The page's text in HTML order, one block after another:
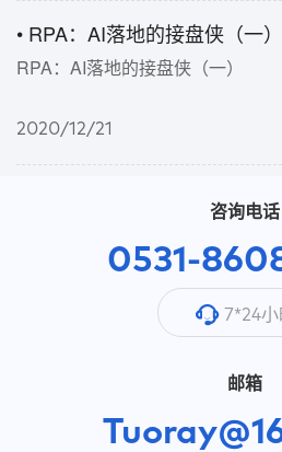
• RPA：AI落地的接盘侠（一）
RPA：AI落地的接盘侠（一）
2020/12/21
咨询电话
0531-
7*24小
邮箱